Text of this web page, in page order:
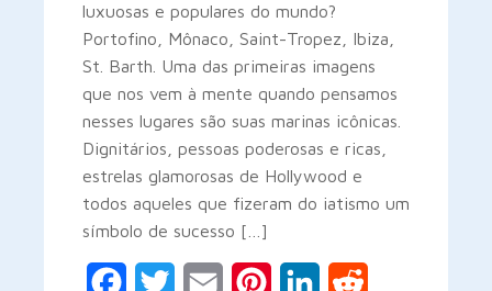
luxuosas e populares do mundo?
Portofino, Mônaco, Saint-Tropez, Ibiza,
St. Barth. Uma das primeiras imagens
que nos vem à mente quando pensamos
nesses lugares são suas marinas icônicas.
Dignitários, pessoas poderosas e ricas,
estrelas glamorosas de Hollywood e
todos aqueles que fizeram do iatismo um
símbolo de sucesso […]
FacebookTwitter Email PinterestLinkedIn